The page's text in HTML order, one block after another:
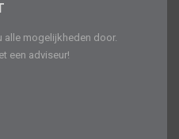
alle mogelijkheden door.
een adviseur!